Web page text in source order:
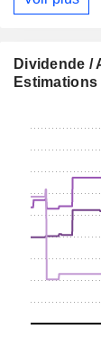
Dividende /